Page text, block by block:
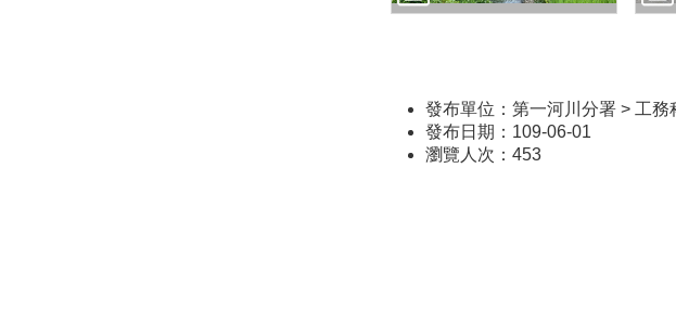
發布單位：第一河川分署 > 工務
發布日期：109-06-01
瀏覽人次： 453